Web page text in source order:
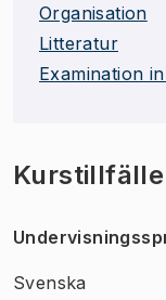
Organisation
Litteratur
Examination
Kurstillfälle
Svenska